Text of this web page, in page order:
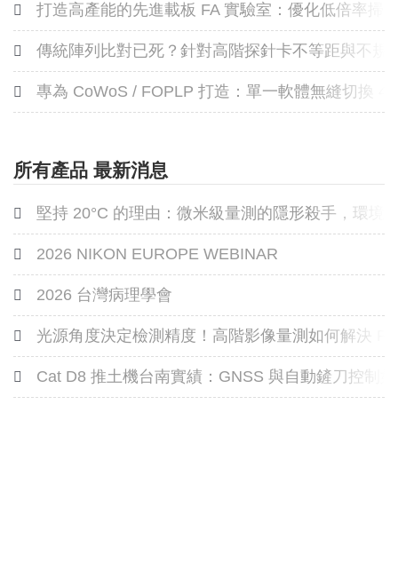
打造高產能的先進載板 FA 實驗室：優化低倍率掃
傳統陣列比對已死？針對高階探針卡不等距與不規
專為 CoWoS / FOPLP 打造：單一軟體無縫切換 4
所有產品 最新消息
堅持 20°C 的理由：微米級量測的隱形殺手，環境
2026 NIKON EUROPE WEBINAR
2026 台灣病理學會
光源角度決定檢測精度！高階影像量測如何解決
Cat D8 推土機台南實績：GNSS 與自動鏟刀控制